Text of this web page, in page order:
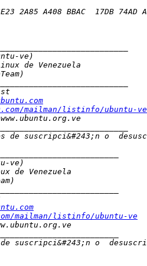
mailman/listinfo/ubuntu-ve
de suscripci&#243;n o
mailman/listinfo/ubuntu-ve
suscripci&#243;n o